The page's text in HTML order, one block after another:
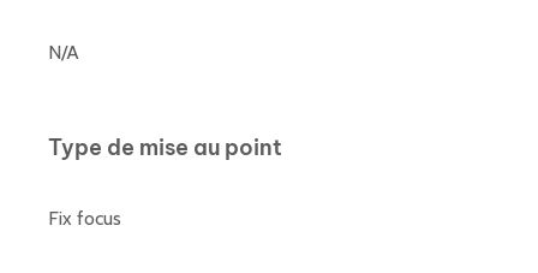
N/A
Type de mise au point
Fix focus